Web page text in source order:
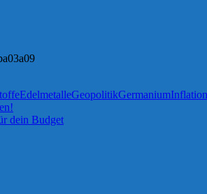
EdelmetalleGeopolitikGermaniumInflation
dein Budget